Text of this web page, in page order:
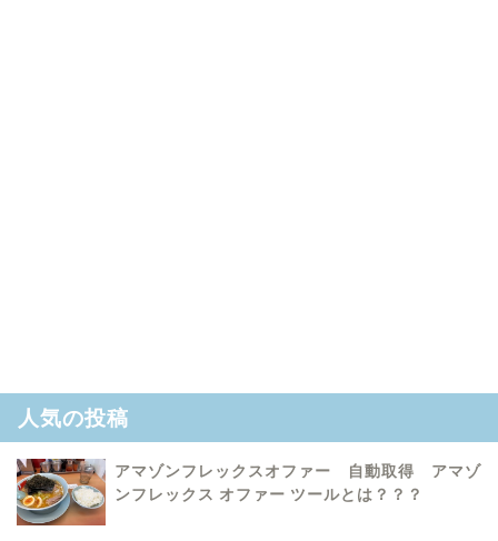
人気の投稿
アマゾンフレックスオファー 自動取得 アマゾ
ンフレックス オファー ツールとは？？？